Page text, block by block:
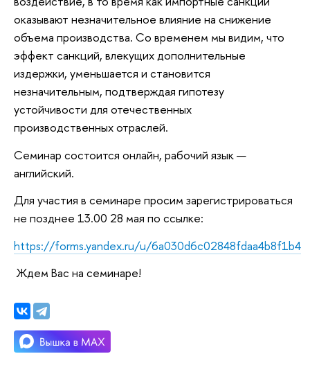
оказывают незначительное влияние на снижение
объема производства. Со временем мы видим, что
эффект санкций, влекущих дополнительные
издержки, уменьшается и становится
незначительным, подтверждая гипотезу
устойчивости для отечественных
производственных отраслей.
Семинар состоится онлайн, рабочий язык —
английский.
Для участия в семинаре просим зарегистрироваться
не позднее 13.00 28 мая по ссылке:
https://forms.yandex.ru/u/6a030d6c02848fdaa4b8f1b4
Ждем Вас на семинаре!